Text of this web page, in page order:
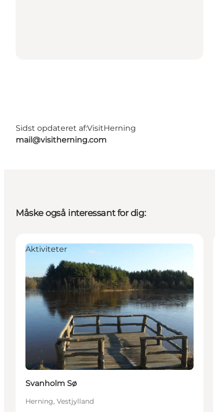
Sidst opdateret af:VisitHerning
mail@visitherning.com
Måske også interessant for dig:
Aktiviteter
Svanholm Sø
Herning, Vestjylland